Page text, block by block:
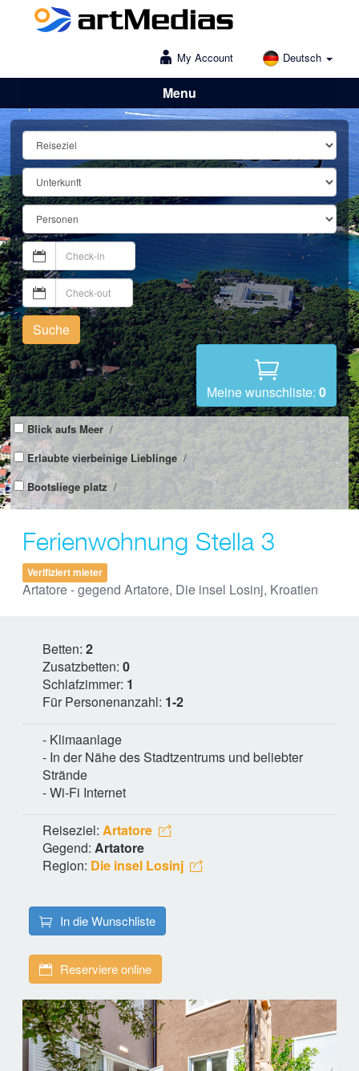
My Account Deutsch
Menu
Lošinj
Suche
Meine wunschliste: 0
Blick aufs Meer /
Erlaubte vierbeinige Lieblinge /
Bootsliege platz/
Ferienwohnung Stella 3
Verifiziert mieter
Artatore - gegend Artatore, Die insel Losinj, Kroatien
Betten: 2
Zusatzbetten: 0
Schlafzimmer: 1
Für Personenanzahl: 1-2
- Klimaanlage
- In der Nähe des Stadtzentrums und beliebter
Strände
- Wi-Fi Internet
Reiseziel: Artatore
Gegend: Artatore
Region: Die insel Losinj
In die Wunschliste
Reserviere online